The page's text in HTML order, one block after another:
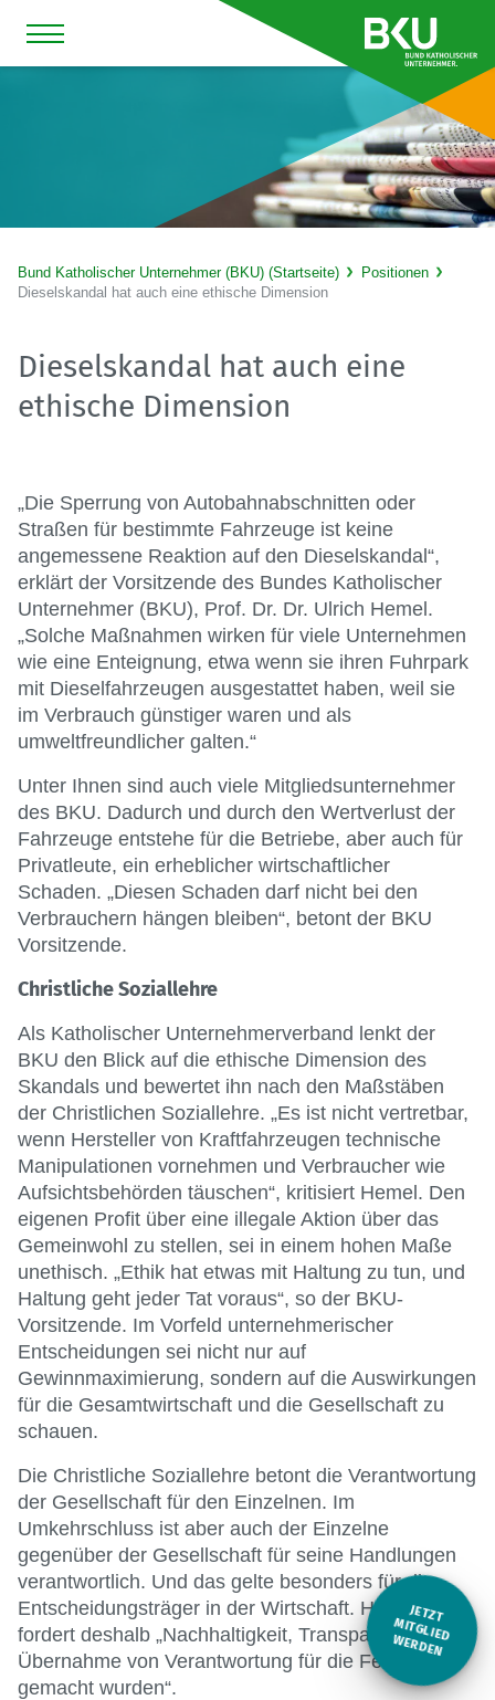
JETZT
M
ITGLIED W
ERDEN
Bund Katholischer Unternehmer (BKU) (Startseite)
Positionen
Dieselskandal hat auch eine ethische Dimension
Dieselskandal hat auch eine
ethische Dimension
„Die Sperrung von Autobahnabschnitten oder
Straßen für bestimmte Fahrzeuge ist keine
angemessene Reaktion auf den Dieselskandal“,
erklärt der Vorsitzende des Bundes Katholischer
Unternehmer (BKU), Prof. Dr. Dr. Ulrich Hemel.
„Solche Maßnahmen wirken für viele Unternehmen
wie eine Enteignung, etwa wenn sie ihren Fuhrpark
mit Dieselfahrzeugen ausgestattet haben, weil sie
im Verbrauch günstiger waren und als
umweltfreundlicher galten.“
Unter Ihnen sind auch viele Mitgliedsunternehmer
des BKU. Dadurch und durch den Wertverlust der
Fahrzeuge entstehe für die Betriebe, aber auch für
Privatleute, ein erheblicher wirtschaftlicher
Schaden. „Diesen Schaden darf nicht bei den
Verbrauchern hängen bleiben“, betont der BKU
Vorsitzende.
Christliche Soziallehre
Als Katholischer Unternehmerverband lenkt der
BKU den Blick auf die ethische Dimension des
Skandals und bewertet ihn nach den Maßstäben
der Christlichen Soziallehre. „Es ist nicht vertretbar,
wenn Hersteller von Kraftfahrzeugen technische
Manipulationen vornehmen und Verbraucher wie
Aufsichtsbehörden täuschen“, kritisiert Hemel. Den
eigenen Profit über eine illegale Aktion über das
Gemeinwohl zu stellen, sei in einem hohen Maße
unethisch. „Ethik hat etwas mit Haltung zu tun, und
Haltung geht jeder Tat voraus“, so der BKU-
Vorsitzende. Im Vorfeld unternehmerischer
Entscheidungen sei nicht nur auf
Gewinnmaximierung, sondern auf die Auswirkungen
für die Gesamtwirtschaft und die Gesellschaft zu
schauen.
Die Christliche Soziallehre betont die Verantwortung
der Gesellschaft für den Einzelnen. Im
Umkehrschluss ist aber auch der Einzelne
gegenüber der Gesellschaft für seine Handlungen
verantwortlich. Und das gelte besonders für die
Entscheidungsträger in der Wirtschaft. Hemel
fordert deshalb „Nachhaltigkeit, Transparenz und
Übernahme von Verantwortung für die Fehler, die
gemacht wurden“.